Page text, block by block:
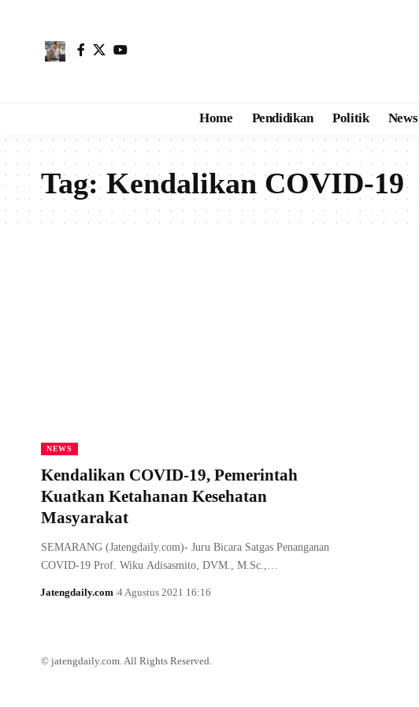
Home Pendidikan Politik News
Tag:Kendalikan COVID-19
NEWS
Kendalikan COVID-19, Pemerintah
Kuatkan Ketahanan Kesehatan
Masyarakat
SEMARANG (Jatengdaily.com)- Juru Bicara Satgas Penanganan
COVID-19 Prof. Wiku Adisasmito, DVM., M.Sc.,…
Jatengdaily.com 4 Agustus 2021 16:16
© jatengdaily.com. All Rights Reserved.